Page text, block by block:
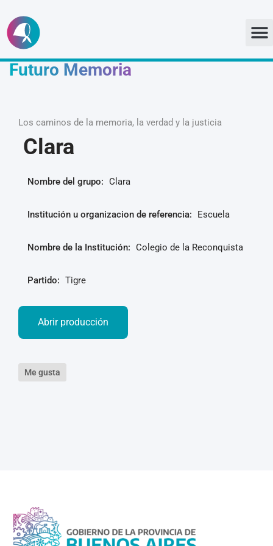
Ir
al
contenido
Futuro Memoria
Los caminos de la memoria, la verdad y la justicia
Clara
Nombre del grupo: Clara
Institución u organizacion de referencia: Escuela
Nombre de la Institución: Colegio de la Reconquista
Partido: Tigre
Abrir producción
Me gusta